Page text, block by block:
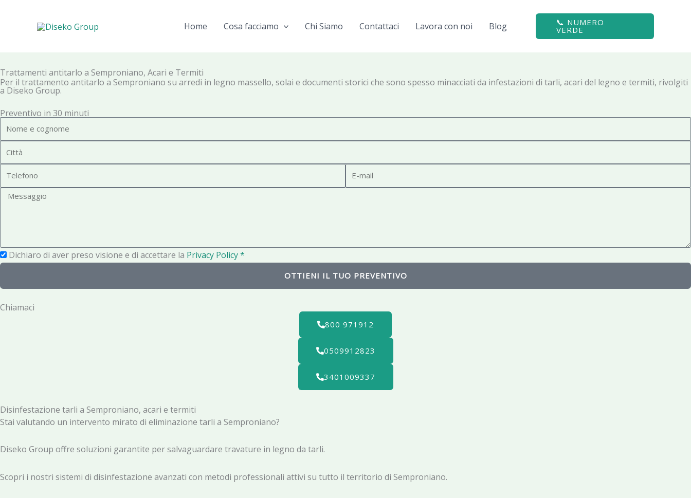
Home Cosa facciamo Chi Siamo Contattaci Lavora con noi Blog 📞 NUMERO
VERDE
Trattamenti antitarlo a Semproniano, Acari e Termiti
Per il trattamento antitarlo a Semproniano su arredi in legno massello, solai e documenti storici che sono spesso minacciati da infestazioni di tarli, acari del legno e termiti, rivolgiti
a Diseko Group.
Preventivo in 30 minuti
o
e
i
t
e
n
-
a
g
o
P
r
a
Dichiaro di aver preso visione e di accettare la Privacy Policy *
OTTIENI IL TUO PREVENTIVO
Chiamaci
800 971912
0509912823
3401009337
Disinfestazione tarli a Semproniano, acari e termiti
Stai valutando un intervento mirato di eliminazione tarli a Semproniano?
Diseko Group offre soluzioni garantite per salvaguardare travature in legno da tarli.
Scopri i nostri sistemi di disinfestazione avanzati con metodi professionali attivi su tutto il territorio di Semproniano.